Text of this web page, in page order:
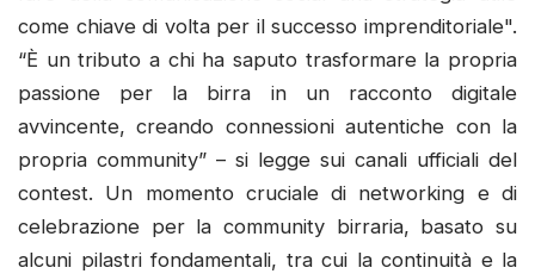
come chiave di volta per il successo imprenditoriale".
“È un tributo a chi ha saputo trasformare la propria
passione per la birra in un racconto digitale
avvincente, creando connessioni autentiche con la
propria community” – si legge sui canali ufficiali del
contest. Un momento cruciale di networking e di
celebrazione per la community birraria, basato su
alcuni pilastri fondamentali, tra cui la continuità e la